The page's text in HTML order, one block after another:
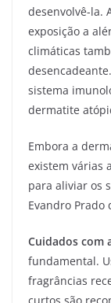
desenvolvê-la.
exposição a
climáticas
sistema
dermatite
Embora a
existem várias
para aliviar os
Evandro Prado
Cuidados com
fundamental.
fragrâncias